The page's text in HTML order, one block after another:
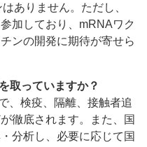
ありません。ただし、
加しており、mRNAワク
ンの開発に期待が寄せら
取っていますか？
、検疫、隔離、接触者追
徹底されます。また、国
分析し、必要に応じて国